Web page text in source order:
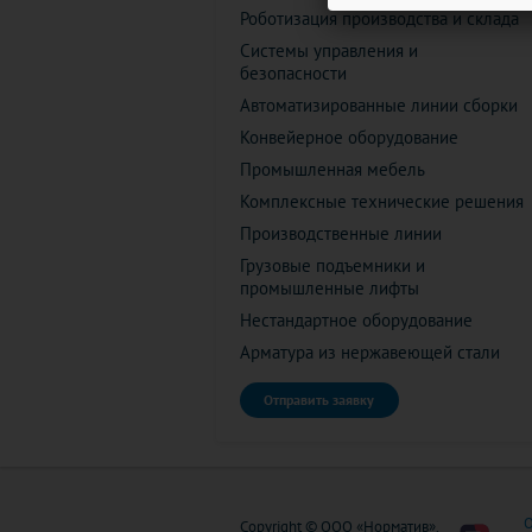
Роботизация производства и склада
Системы управления и
безопасности
Автоматизированные линии сборки
Конвейерное оборудование
Промышленная мебель
Комплексные технические решения
Производственные линии
Грузовые подъемники и
промышленные лифты
Нестандартное оборудование
Арматура из нержавеющей стали
Отправить заявку
Copyright © ООО «Норматив».